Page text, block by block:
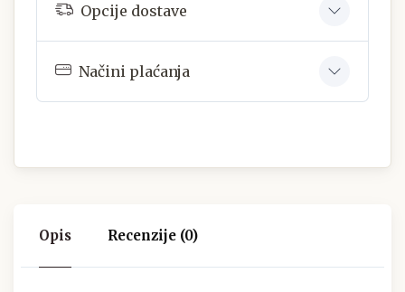
Opcije dostave
Načini plaćanja
Opis Recenzije (0)